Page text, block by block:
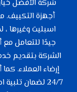
أجهزة
اسبليت وغيرها ،
جيدًا للتعامل
الشركة بتقديم
إرضاء العملاء.
24/7 لضمان